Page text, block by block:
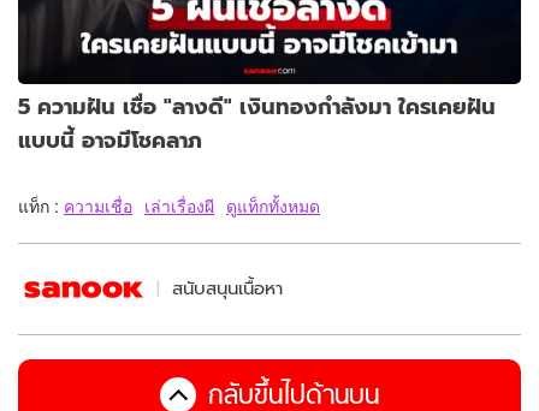
5 ความฝัน เชื่อ "ลางดี" เงินทองกำลังมา ใครเคยฝัน
แบบนี้ อาจมีโชคลาภ
แท็ก : ความเชื่อ เล่าเรื่องผี ดูแท็กทั้งหมด
สนับสนุนเนื้อหา
กลับขึ้นไปด้านบน